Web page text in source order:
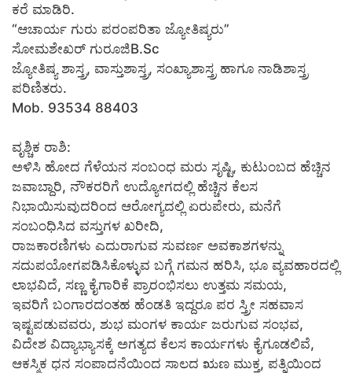
ಕರೆ ಮಾಡಿರಿ.
“ಆಚಾರ್ಯ ಗುರು ಪರಂಪರಿತಾ ಜ್ಯೋತಿಷ್ಯರು”
ಸೋಮಶೇಖರ್ ಗುರೂಜಿB.Sc
ಜ್ಯೋತಿಷ್ಯ ಶಾಸ್ತ್ರ, ವಾಸ್ತುಶಾಸ್ತ್ರ, ಸಂಖ್ಯಾಶಾಸ್ತ್ರ ಹಾಗೂ ನಾಡಿಶಾಸ್ತ್ರ
ಪರಿಣಿತರು.
Mob. 93534 88403
ವೃಶ್ಚಿಕ ರಾಶಿ:
ಅಳಿಸಿ ಹೋದ ಗೆಳೆಯನ ಸಂಬಂಧ ಮರು ಸೃಷ್ಟಿ, ಕುಟುಂಬದ ಹೆಚ್ಚಿನ
ಜವಾಬ್ದಾರಿ, ನೌಕರರಿಗೆ ಉದ್ಯೋಗದಲ್ಲಿ ಹೆಚ್ಚಿನ ಕೆಲಸ
ನಿಭಾಯಿಸುವುದರಿಂದ ಆರೋಗ್ಯದಲ್ಲಿ ಏರುಪೇರು, ಮನೆಗೆ
ಸಂಬಂಧಿಸಿದ ವಸ್ತುಗಳ ಖರೀದಿ,
ರಾಜಕಾರಣಿಗಳು ಎದುರಾಗುವ ಸುವರ್ಣ ಅವಕಾಶಗಳನ್ನು
ಸದುಪಯೋಗಪಡಿಸಿಕೊಳ್ಳುವ ಬಗ್ಗೆ ಗಮನ ಹರಿಸಿ, ಭೂ ವ್ಯವಹಾರದಲ್ಲಿ
ಲಾಭವಿದೆ, ಸಣ್ಣ ಕೈಗಾರಿಕೆ ಪ್ರಾರಂಭಿಸಲು ಉತ್ತಮ ಸಮಯ,
ಇವರಿಗೆ ಬಂಗಾರದಂತಹ ಹೆಂಡತಿ ಇದ್ದರೂ ಪರ ಸ್ತ್ರೀ ಸಹವಾಸ
ಇಷ್ಟಪಡುವವರು, ಶುಭ ಮಂಗಳ ಕಾರ್ಯ ಜರುಗುವ ಸಂಭವ,
ವಿದೇಶ ವಿದ್ಯಾಭ್ಯಾಸಕ್ಕೆ ಅಗತ್ಯದ ಕೆಲಸ ಕಾರ್ಯಗಳು ಕೈಗೂಡಲಿವೆ,
ಆಕಸ್ಮಿಕ ಧನ ಸಂಪಾದನೆಯಿಂದ ಸಾಲದ ಋಣ ಮುಕ್ತ, ಪತ್ನಿಯಿಂದ